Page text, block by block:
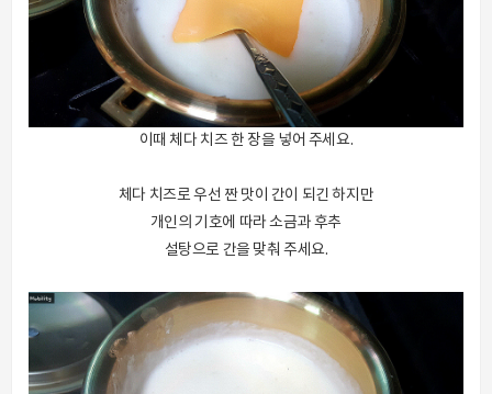
이때 체다 치즈 한 장을 넣어 주세요.
체다 치즈로 우선 짠 맛이 간이 되긴 하지만
개인의 기호에 따라 소금과 후추
설탕으로 간을 맞춰 주세요.